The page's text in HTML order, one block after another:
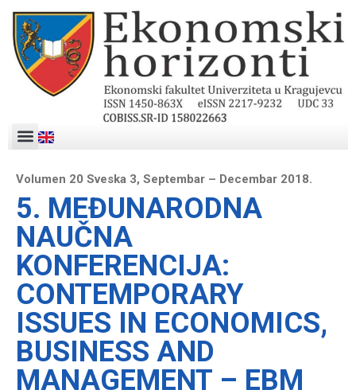
Volumen 20 Sveska 3, Septembar – Decembar 2018.
5. MEĐUNARODNA
NAUČNA
KONFERENCIJA:
CONTEMPORARY
ISSUES IN ECONOMICS,
BUSINESS AND
MANAGEMENT – EBM